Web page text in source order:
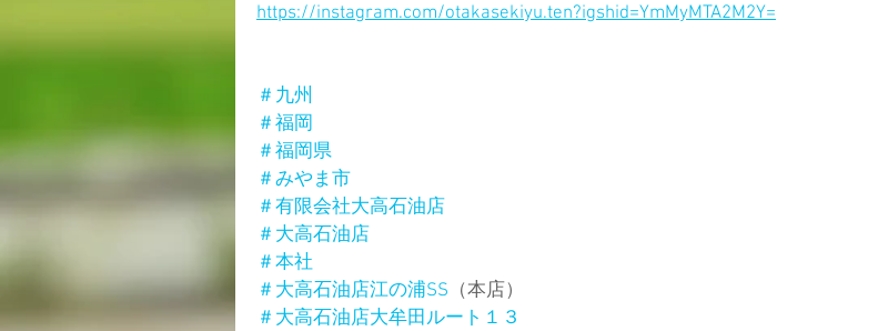
https://instagram.com/otakasekiyu.ten?igshid=YmMyMTA2M2Y=
＃九州
＃福岡
＃福岡県
＃みやま市
＃有限会社大高石油店
＃大高石油店
＃本社
＃大高石油店江の浦SS （本店）
＃大高石油店大牟田ルート１３